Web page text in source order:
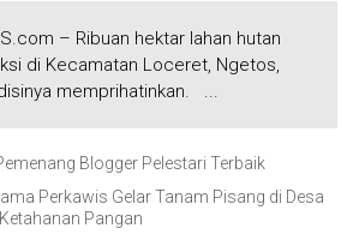
– Ribuan hektar lahan hutan
di Kecamatan Loceret, Ngetos,
memprihatinkan. ...
Blogger Pelestari Terbaik
Perkawis Gelar Tanam Pisang di Desa
Pangan